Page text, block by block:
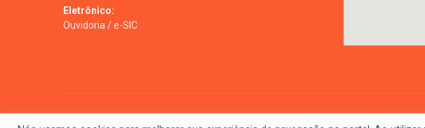
Eletrônico:
Ouvidoria /e-SIC